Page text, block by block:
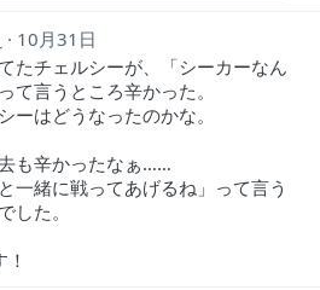
10月31日
たチェルシーが、「シーカーなん
て言うところ辛かった。
ーはどうなったのかな。
も辛かったなぁ……
一緒に戦ってあげるね」って言う
した。